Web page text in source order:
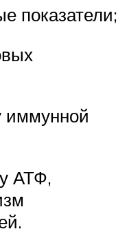
показатели;
иммунной
АТФ,